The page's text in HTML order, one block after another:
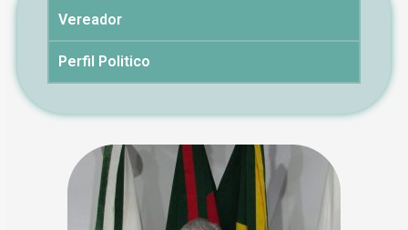
Vereador
Perfil Politico